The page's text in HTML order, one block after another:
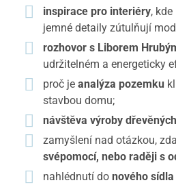
inspirace pro interiéry,
jemné detaily zútulňují
rozhovor s Liborem
udržitelném a energeticky
proč je analýza pozemku
stavbou domu;
návštěva výroby
zamyšlení nad otázkou, zda
svépomocí, nebo raději s
nahlédnutí do nového sídla